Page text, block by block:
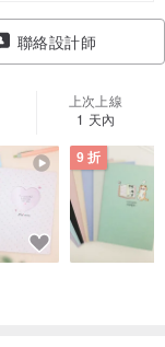
聯絡設計師
上次上線
1 天內
9 折